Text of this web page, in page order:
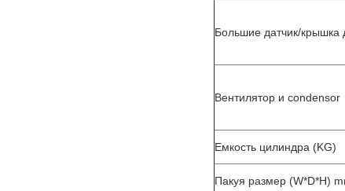
Большие датчик/крышка
Вентилятор и condensor
Емкость цилиндра (KG)
Пакуя размер (W*D*H)